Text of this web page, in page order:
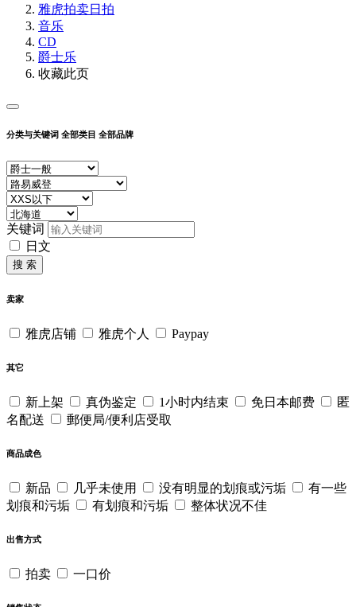
雅虎拍卖日拍
音乐
CD
爵士乐
收藏此页
分类与关键词 全部类目 全部品牌
关键词
日文
搜 索
卖家
雅虎店铺 雅虎个人 Paypay
其它
新上架 真伪鉴定 1小时内结束 免日本邮费
匿
名配送
郵便局/便利店受取
商品成色
新品 几乎未使用 没有明显的划痕或污垢
有一些
划痕和污垢
有划痕和污垢 整体状况不佳
出售方式
拍卖 一口价